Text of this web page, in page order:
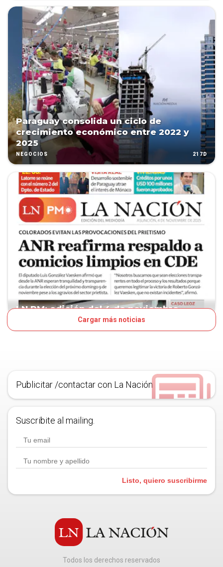
Paraguay consolida un ciclo de
crecimiento económico entre 2022 y
2025
NEGOCIOS 217D
LN PM: edición del 4 de noviembre
Cargar más noticias
Publicitar /contactar con La Nación
Suscribite al mailing.
Listo, quiero suscribirme
Todos los derechos reservados